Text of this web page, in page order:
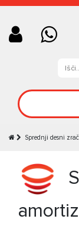
Sprednji desni